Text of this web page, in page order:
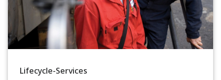
Lifecycle-Services